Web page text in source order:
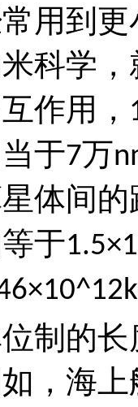
到更
科学
作用，
于7万
体间的
于
的长
，海